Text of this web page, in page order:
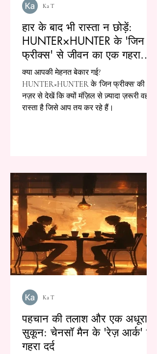
हार के बाद भी रास्ता न छोड़ें:
HUNTER×HUNTER के 'जिन
फ्रीक्स' से जीवन का एक गहरा
सबक
क्या आपकी मेहनत बेकार गई?
HUNTER×HUNTER के 'जिन फ्रीक्स' की
नज़र से देखें कि क्यों मंज़िल से ज़्यादा ज़रूरी वह
रास्ता है जिसे आप तय कर रहे हैं।
Ka T
पहचान की तलाश और एक अधूरा
सुकून: चेनसॉ मैन के 'रेज़ आर्क' का
गहरा दर्द
Ka T